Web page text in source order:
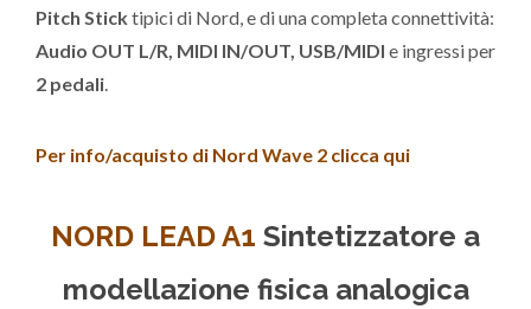
Pitch Sticktipici di Nord, e di una completa connettività:
Audio OUT L/R, MIDI IN/OUT, USB/MIDI e ingressi per
2 pedali.
Per info/acquisto di Nord Wave 2 clicca qui
NORD LEAD A1 Sintetizzatore a
modellazione fisica analogica